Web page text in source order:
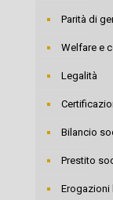
Parità di
Welfare e
Legalità
Bilancio
Prestito
Erogazioni